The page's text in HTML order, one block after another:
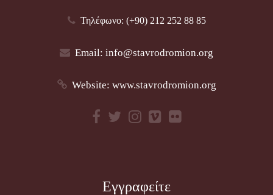
Τηλέφωνο: (+90) 212 252 88 85
Email: info@stavrodromion.org
Website: www.stavrodromion.org
Εγγραφείτε